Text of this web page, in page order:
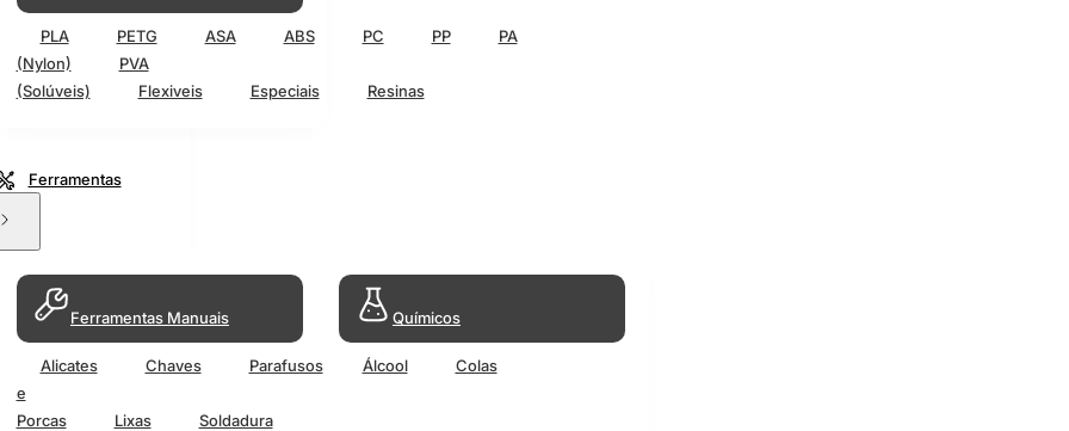
PLA PETG ASA ABS PC PP
PA
(Nylon)
PVA
(Solúveis)
Flexiveis Especiais Resinas
Ferramentas
Ferramentas Manuais
Alicates Chaves
Parafusos
e
Porcas
Lixas Soldadura
Químicos
Álcool Colas